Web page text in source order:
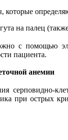
которые
на палец
с помощью
пациента.
анемии
серповидно-
при острых